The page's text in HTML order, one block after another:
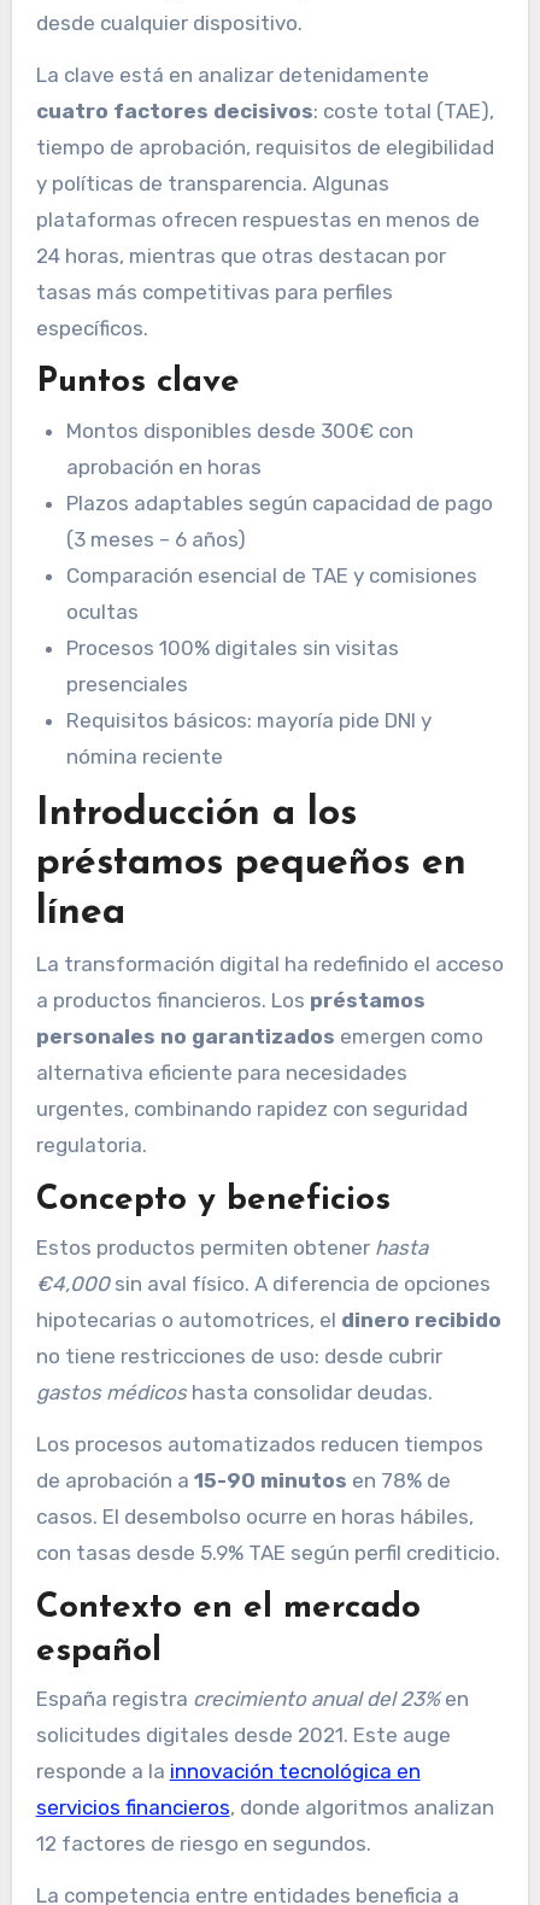
desde cualquier dispositivo.
La clave está en analizar detenidamente
cuatro factores decisivos: coste total (TAE),
tiempo de aprobación, requisitos de elegibilidad
y políticas de transparencia. Algunas
plataformas ofrecen respuestas en menos de
24 horas, mientras que otras destacan por
tasas más competitivas para perfiles
específicos.
Puntos clave
Montos disponibles desde 300€ con
aprobación en horas
Plazos adaptables según capacidad de pago
(3 meses – 6 años)
Comparación esencial de TAE y comisiones
ocultas
Procesos 100% digitales sin visitas
presenciales
Requisitos básicos: mayoría pide DNI y
nómina reciente
Introducción a los
préstamos pequeños en
línea
La transformación digital ha redefinido el acceso
a productos financieros. Los préstamos
personales no garantizados emergen como
alternativa eficiente para necesidades
urgentes, combinando rapidez con seguridad
regulatoria.
Concepto y beneficios
Estos productos permiten obtener hasta
€4,000sin aval físico. A diferencia de opciones
hipotecarias o automotrices, el dinero recibido
no tiene restricciones de uso: desde cubrir
gastos médicoshasta consolidar deudas.
Los procesos automatizados reducen tiempos
de aprobación a 15-90 minutos en 78% de
casos. El desembolso ocurre en horas hábiles,
con tasas desde 5.9% TAE según perfil crediticio.
Contexto en el mercado
español
España registra crecimiento anual del 23%en
solicitudes digitales desde 2021. Este auge
responde a la innovación tecnológica en
servicios financieros, donde algoritmos analizan
12 factores de riesgo en segundos.
La competencia entre entidades beneficia a